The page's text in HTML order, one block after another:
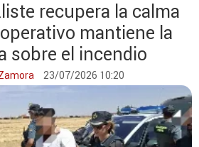
recupera la calma
mantiene la
sobre el incendio
23/07/2026 10:20